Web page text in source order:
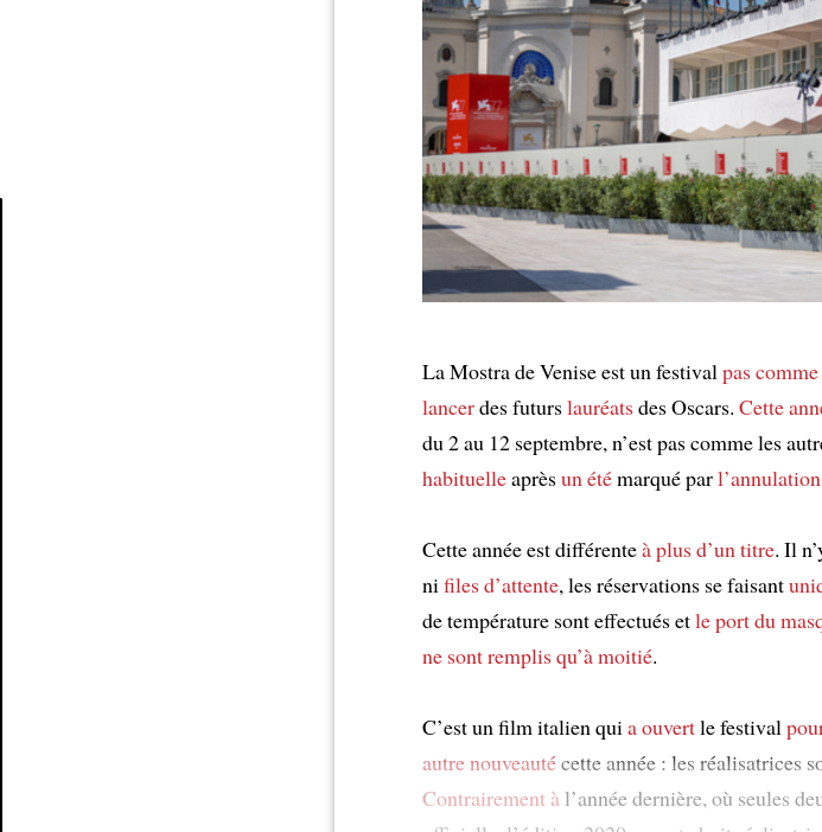
La Mostra de Venise est un festivalpas
lancerdes futurslauréatsdes Oscars. Cette
du 2 au 12 septembre, n’est pas comme les
habituelleaprèsun étémarqué parl’annulation
Cette année est différenteà plus d’un titre. Il
nifiles d’attente, les réservations se faisant
de température sont effectués etle port du
ne sont remplis qu’à moitié.
C’est un film italien quia ouvertle festival
autre nouveautécette année : les réalisatrices
Contrairement à l’année dernière, où seules